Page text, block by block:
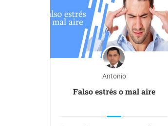
Antonio
Falso estrés o mal aire